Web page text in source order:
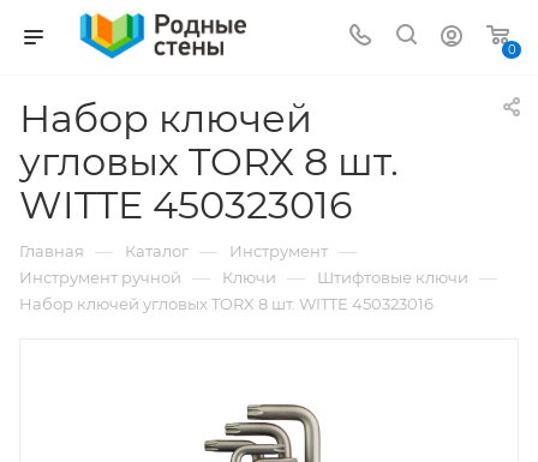
0
Набор ключей
угловых TORX 8 шт.
WITTE 450323016
Главная — Каталог — Инструмент —
Инструмент ручной — Ключи — Штифтовые ключи —
Набор ключей угловых TORX 8 шт. WITTE 450323016